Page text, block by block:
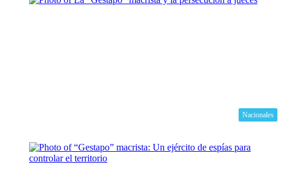
Nacionales